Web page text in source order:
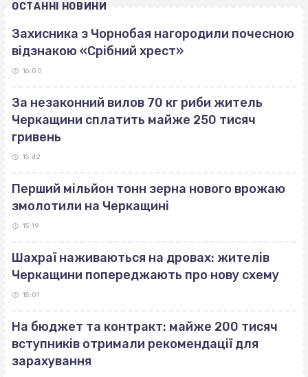
ОСТАННІ НОВИНИ
Захисника з Чорнобая нагородили почесною
відзнакою «Срібний хрест»
16:00
За незаконний вилов 70 кг риби житель
Черкащини сплатить майже 250 тисяч
гривень
15:42
Перший мільйон тонн зерна нового врожаю
змолотили на Черкащині
15:19
Шахраї наживаються на дровах: жителів
Черкащини попереджають про нову схему
15:01
На бюджет та контракт: майже 200 тисяч
вступників отримали рекомендації для
зарахування